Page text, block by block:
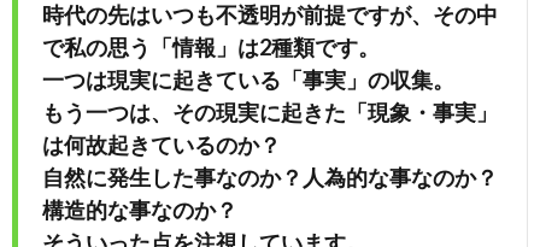
時代の先はいつも不透明が前提ですが、その中
で私の思う「情報」は2種類です。
一つは現実に起きている「事実」の収集。
もう一つは、その現実に起きた「現象・事実」
は何故起きているのか？
自然に発生した事なのか？人為的な事なのか？
構造的な事なのか？